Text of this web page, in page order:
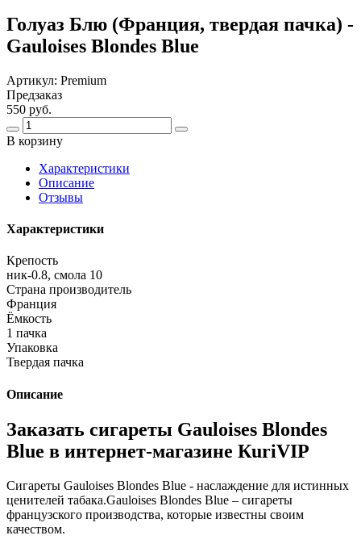
Голуаз Блю (Франция, твердая пачка) -
Gauloises Blondes Blue
Артикул: Premium
Предзаказ
550 руб.
В корзину
Харaктеристики
Описание
Отзывы
Характеристики
Крепость
ник-0.8, смола 10
Страна производитель
Франция
Ёмкость
1 пачка
Упаковка
Твердая пачка
Описание
Заказать сигареты Gauloises Blondes
Blue в интернет-магазине КuriVIP
Сигареты Gauloises Blondes Blue - наслаждение для истинных
ценителей табака.Gauloises Blondes Blue – сигареты
французского производства, которые известны своим
качеством.